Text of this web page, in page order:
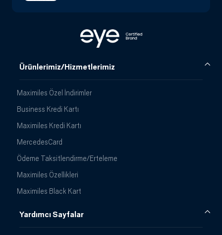
Ürünlerimiz/Hizmetlerimiz
Maximiles Özel İndirimler
Business Kredi Kartı
Maximiles Kredi Kartı
MercedesCard
Ödeme Taksitlendirme/Erteleme
Maximiles Özellikleri
Maximiles Black Kart
Yardımcı Sayfalar